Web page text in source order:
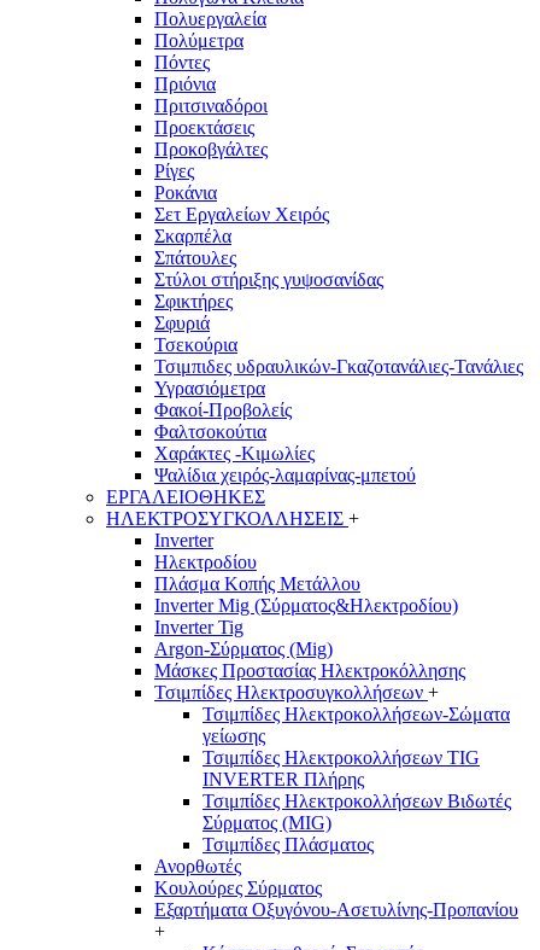
Πολυεργαλεία
Πολύμετρα
Πόντες
Πριόνια
Πριτσιναδόροι
Προεκτάσεις
Προκοβγάλτες
Ρίγες
Ροκάνια
Σετ Εργαλείων Χειρός
Σκαρπέλα
Σπάτουλες
Στύλοι στήριξης γυψοσανίδας
Σφικτήρες
Σφυριά
Τσεκούρια
Τσιμπιδες υδραυλικών-Γκαζοτανάλιες-Τανάλιες
Υγρασιόμετρα
Φακοί-Προβολείς
Φαλτσοκούτια
Χαράκτες -Κιμωλίες
Ψαλίδια χειρός-λαμαρίνας-μπετού
ΕΡΓΑΛΕΙΟΘΗΚΕΣ
ΗΛΕΚΤΡΟΣΥΓΚΟΛΛΗΣΕΙΣ +
Inverter
Ηλεκτροδίου
Πλάσμα Κοπής Μετάλλου
Inverter Mig (Σύρματος&Ηλεκτροδίου)
Inverter Tig
Argon-Σύρματος (Mig)
Μάσκες Προστασίας Ηλεκτροκόλλησης
Τσιμπίδες Ηλεκτροσυγκολλήσεων +
Τσιμπίδες Ηλεκτροκολλήσεων-Σώματα
γείωσης
Τσιμπίδες Ηλεκτροκολλήσεων TIG
INVERTER Πλήρης
Τσιμπίδες Ηλεκτροκολλήσεων Βιδωτές
Σύρματος (MIG)
Τσιμπίδες Πλάσματος
Ανορθωτές
Κουλούρες Σύρματος
Εξαρτήματα Οξυγόνου-Ασετυλίνης-Προπανίου
+